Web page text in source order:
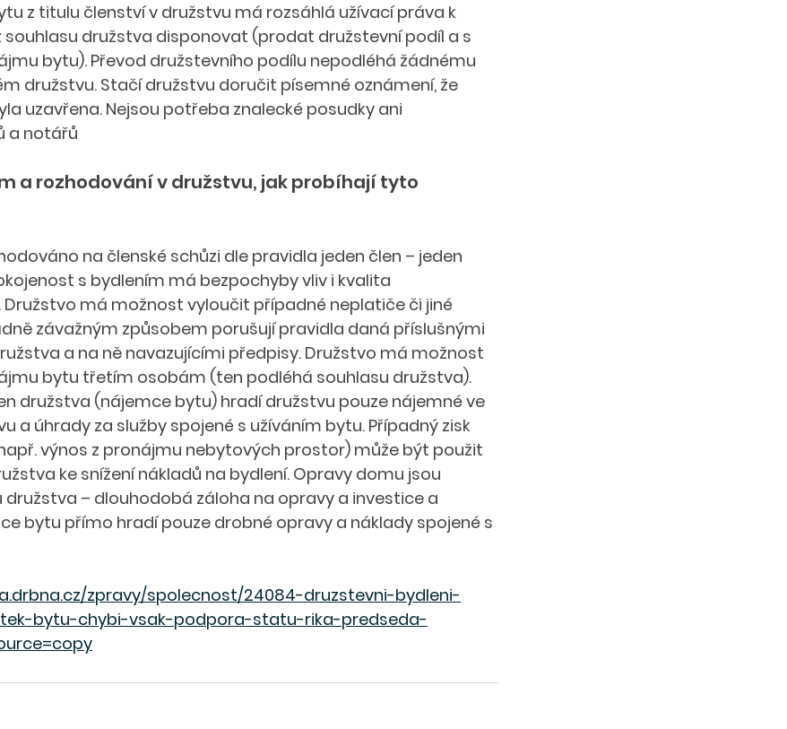
z titulu členství v družstvu má rozsáhlá užívací práva k
souhlasu družstva disponovat (prodat družstevní podíl a s
bytu). Převod družstevního podílu nepodléhá žádnému
družstvu. Stačí družstvu doručit písemné oznámení, že
uzavřena. Nejsou potřeba znalecké posudky ani
a notářů
a rozhodování v družstvu, jak probíhají tyto
na členské schůzi dle pravidla jeden člen – jeden
s bydlením má bezpochyby vliv i kvalita
Družstvo má možnost vyloučit případné neplatiče či jiné
závažným způsobem porušují pravidla daná příslušnými
a na ně navazujícími předpisy. Družstvo má možnost
bytu třetím osobám (ten podléhá souhlasu družstva).
družstva (nájemce bytu) hradí družstvu pouze nájemné ve
a úhrady za služby spojené s užíváním bytu. Případný zisk
výnos z pronájmu nebytových prostor) může být použit
ke snížení nákladů na bydlení. Opravy domu jsou
družstva – dlouhodobá záloha na opravy a investice a
bytu přímo hradí pouze drobné opravy a náklady spojené s
zpravy/spolecnost/24084-druzstevni-bydleni-
bytu-chybi-vsak-podpora-statu-rika-predseda-